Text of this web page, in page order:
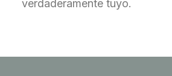
verdaderamente tuyo.